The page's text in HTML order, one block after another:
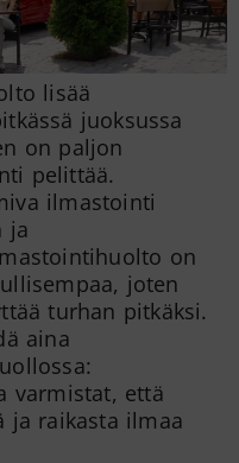
lisää
juoksussa
on paljon
pelittää.
ilmastointi
ja
on
joten
turhan pitkäksi.
aina
varmistat, että
ja raikasta ilmaa